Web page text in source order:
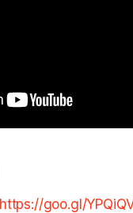
https://goo.gl/